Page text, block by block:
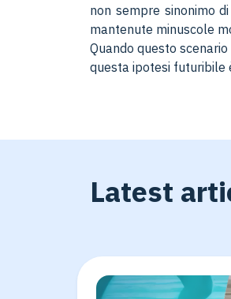
non sempre sinonimo
mantenute minuscole
Quando questo
questa ipotesi futuribile
Latest